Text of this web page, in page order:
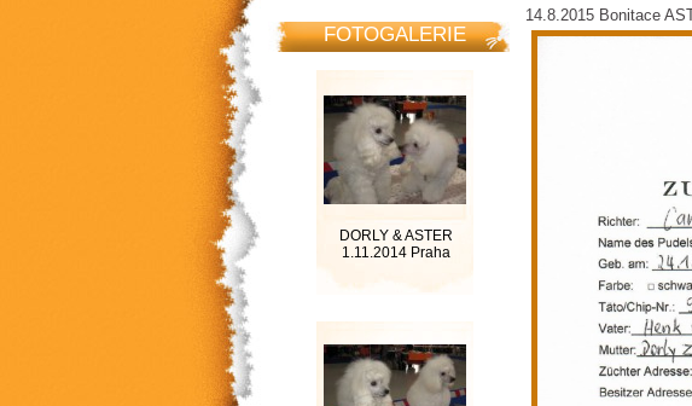
14.8.2015 Bonitace
FOTOGALERIE
DORLY & ASTER
1.11.2014 Praha